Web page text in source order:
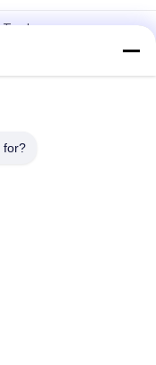
Terdampar
0,15mm
Kawat TIW Terisolasi
for?